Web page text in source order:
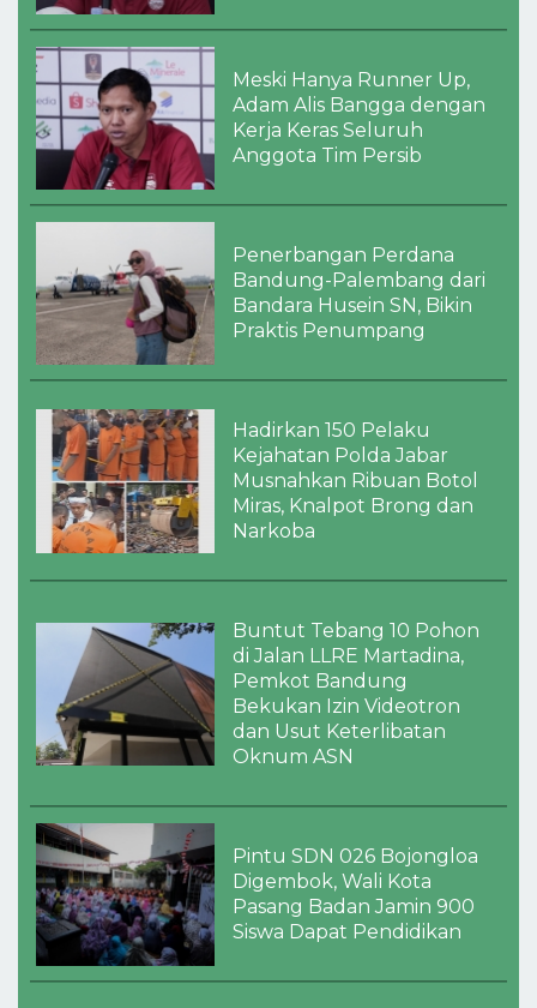
Meski Hanya Runner Up,
Adam Alis Bangga dengan
Kerja Keras Seluruh
Anggota Tim Persib
Penerbangan Perdana
Bandung-Palembang dari
Bandara Husein SN, Bikin
Praktis Penumpang
Hadirkan 150 Pelaku
Kejahatan Polda Jabar
Musnahkan Ribuan Botol
Miras, Knalpot Brong dan
Narkoba
Buntut Tebang 10 Pohon
di Jalan LLRE Martadina,
Pemkot Bandung
Bekukan Izin Videotron
dan Usut Keterlibatan
Oknum ASN
Pintu SDN 026 Bojongloa
Digembok, Wali Kota
Pasang Badan Jamin 900
Siswa Dapat Pendidikan